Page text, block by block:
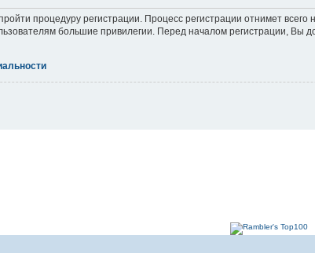
процедуру регистрации. Процесс регистрации отнимет
большие привилегии. Перед началом регистрации,